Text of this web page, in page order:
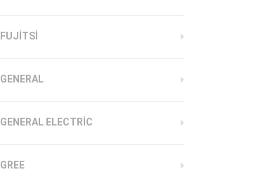
FUJITSI
GENERAL
GENERAL ELECTRIC
GREE